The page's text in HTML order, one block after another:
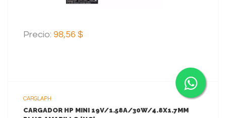
Precio: 98,56 $
CARGLAPH
CARGADOR HP MINI 19V/1.58A/30W/4.8X1.7MM